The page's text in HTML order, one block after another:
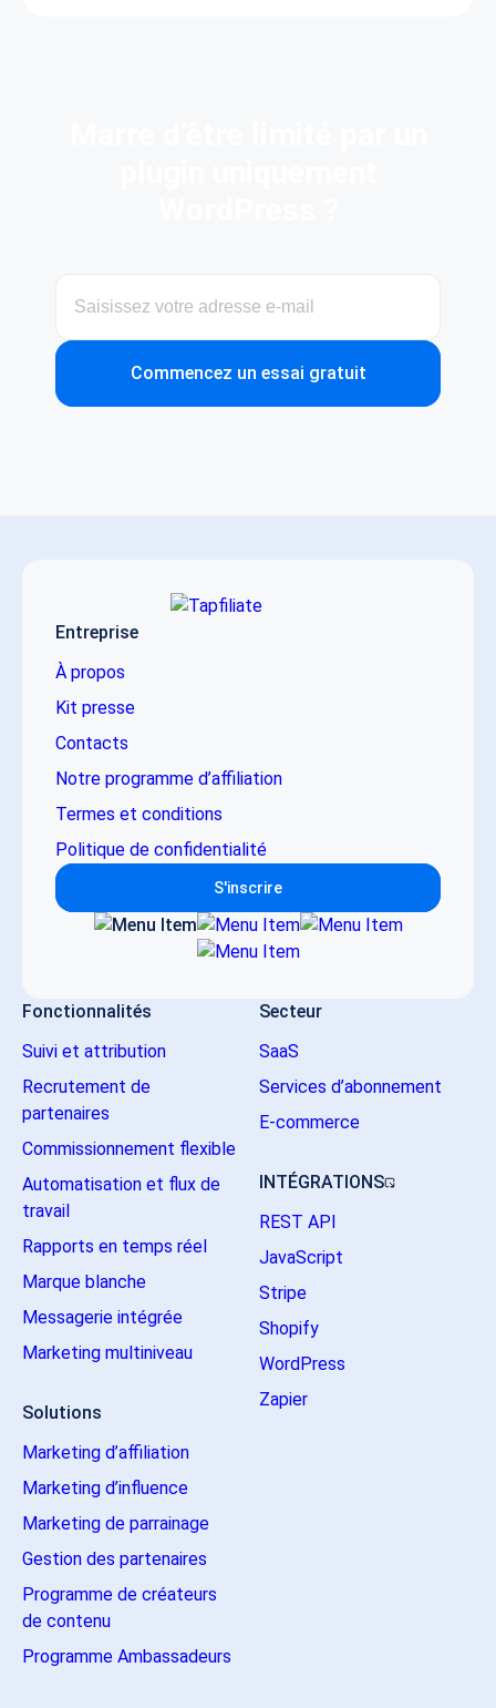
Commencez un essai gratuit
Entreprise
À propos
Kit presse
Contacts
Notre programme d’affiliation
Termes et conditions
Politique de confidentialité
S'inscrire
Fonctionnalités
Suivi et attribution
Recrutement de
partenaires
Commissionnement flexible
Automatisation et flux de
travail
Rapports en temps réel
Marque blanche
Messagerie intégrée
Marketing multiniveau
Solutions
Marketing d’affiliation
Marketing d’influence
Marketing de parrainage
Gestion des partenaires
Programme de créateurs
de contenu
Programme Ambassadeurs
Secteur
SaaS
Services d’abonnement
E-commerce
INTÉGRATIONS
REST API
JavaScript
Stripe
Shopify
WordPress
Zapier